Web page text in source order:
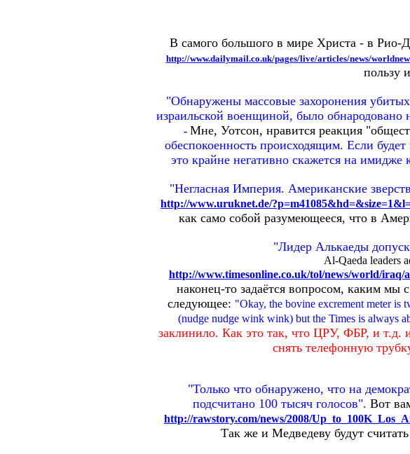
В самого большого в мире Христа - в Рио-
http://www.dailymail.co.uk/pages/live/articles/news/
пользу
"Обнаружены массовые захоронения
израильской военщиной, было обнародовано
- Мне, Уотсон, нравится реакция
обеспокоенность происходящим. Если
это крайне негативно скажется на
"Негласная Империя. Американские
http://www.uruknet.de/
как само собой разумеющееся, что в
"Лидер Алькаеды
Al-Qaeda leaders
http://www.timesonline.co.uk/tol/news/world/iraq/
наконец-то задаётся вопросом, каким мы
следующее: "Okay, the bovine excrement meter is
(nudge nudge wink wink) but the Times is always
заклинило. Как это так, что ЦРУ, ФБР, и т.д.
снять телефонную
"Только что обнаружено, что на
подсчитано 100 тысяч голосов". Вот
http://rawstory.com/news/2008/
Так же и Медведеву будут